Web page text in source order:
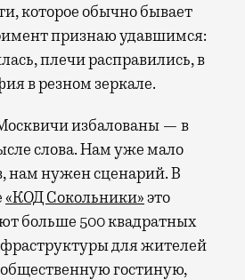
которое обычно бывает
признаю удавшимся:
плечи расправились, в
в резном зеркале.
избалованы — в
слова. Нам уже мало
нам нужен сценарий. В
«КОД Сокольники»это
больше 500 квадратных
для жителей
гостиную,